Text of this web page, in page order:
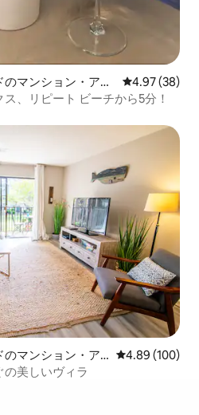
マンション・アパ
レビュー38
4.97 (38)
、リピート ビーチから5分！
。
のマンション・ア
レビュー100
4.89 (100)
の美しいヴィラ